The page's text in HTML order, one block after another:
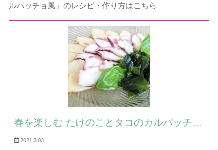
ルパッチョ風」のレシピ・作り方はこちら
春を楽しむ たけのことタコのカルパッチョ
風サラダ — レシピ・作り方｜ほだか村お
2021.3.03